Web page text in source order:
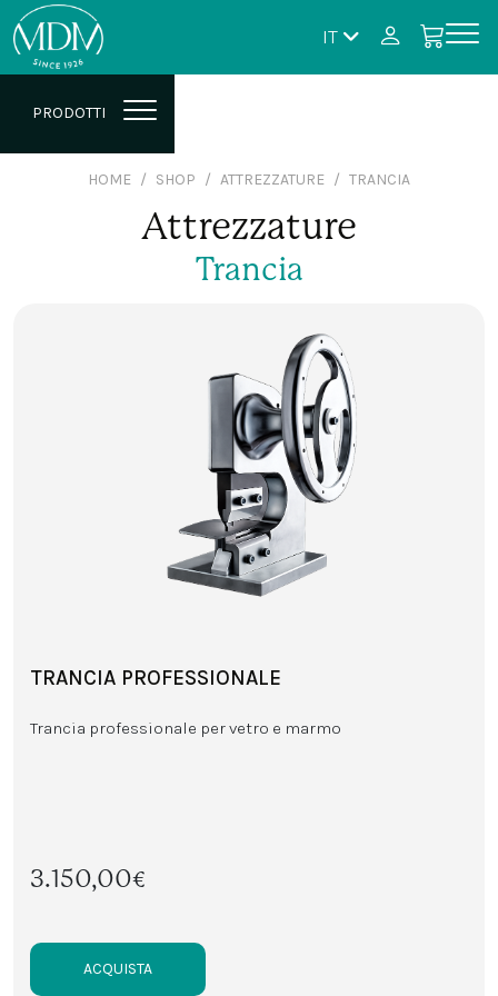
IT
PRODOTTI
HOME SHOP ATTREZZATURE TRANCIA
Attrezzature
Trancia
TRANCIA PROFESSIONALE
Trancia professionale per vetro e marmo
3.150,00€
ACQUISTA